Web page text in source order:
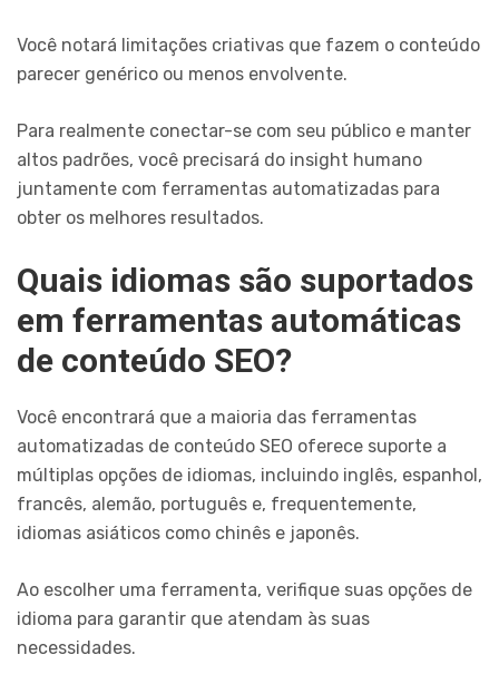
Você notará limitações criativas que fazem o conteúdo
parecer genérico ou menos envolvente.
Para realmente conectar-se com seu público e manter
altos padrões, você precisará do insight humano
juntamente com ferramentas automatizadas para
obter os melhores resultados.
Quais idiomas são suportados
em ferramentas automáticas
de conteúdo SEO?
Você encontrará que a maioria das ferramentas
automatizadas de conteúdo SEO oferece suporte a
múltiplas opções de idiomas, incluindo inglês, espanhol,
francês, alemão, português e, frequentemente,
idiomas asiáticos como chinês e japonês.
Ao escolher uma ferramenta, verifique suas opções de
idioma para garantir que atendam às suas
necessidades.